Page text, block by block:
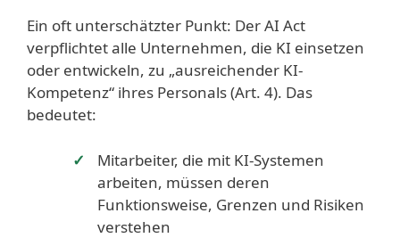
Ein oft unterschätzter Punkt: Der AI Act
verpflichtet alle Unternehmen, die KI einsetzen
oder entwickeln, zu „ausreichender KI-
Kompetenz“ ihres Personals (Art. 4). Das
bedeutet:
Mitarbeiter, die mit KI-Systemen
arbeiten, müssen deren
Funktionsweise, Grenzen und Risiken
verstehen